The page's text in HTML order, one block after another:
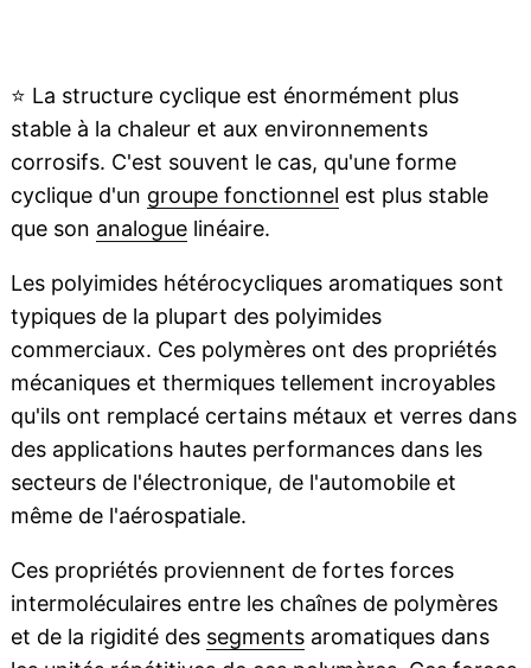
⭐ La structure cyclique est énormément plus
stable à la chaleur et aux environnements
corrosifs. C'est souvent le cas, qu'une forme
cyclique d'un groupe fonctionnel est plus stable
que son analoguelinéaire.
Les polyimides hétérocycliques aromatiques sont
typiques de la plupart des polyimides
commerciaux. Ces polymères ont des propriétés
mécaniques et thermiques tellement incroyables
qu'ils ont remplacé certains métaux et verres dans
des applications hautes performances dans les
secteurs de l'électronique, de l'automobile et
même de l'aérospatiale.
Ces propriétés proviennent de fortes forces
intermoléculaires entre les chaînes de polymères
et de la rigidité des segmentsaromatiques dans